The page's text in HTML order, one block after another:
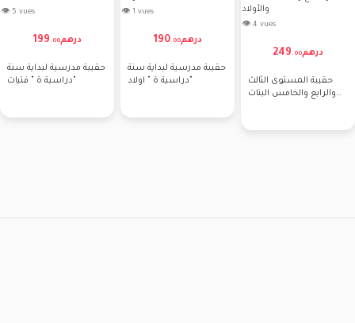
👁 5 vues
199 . 00درهم
حقيبة مدرسية لبداية سنة
دراسية ة " فتيات"
👁 1 vues
190. 00درهم
حقيبة مدرسية لبداية سنة
دراسية ة " اولاد"
👁 4 vues
249 . 00درهم
حقيبة المستوى الثالث
والرابع والخامس البنات